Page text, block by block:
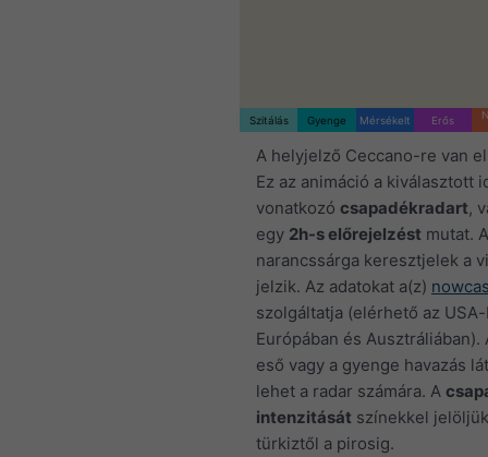
Szitálás Gyenge Mérsékelt Erős
A helyjelző Ceccano-re van
Ez az animáció a kiválasztott
vonatkozó csapadékradart,
egy 2h-s előrejelzést mutat. A
narancssárga keresztjelek a
jelzik. Az adatokat a(z)
szolgáltatja (elérhető az
Európában és Ausztráliában).
eső vagy a gyenge havazás
lehet a radar számára. A
intenzitását színekkel
türkiztől a pirosig.